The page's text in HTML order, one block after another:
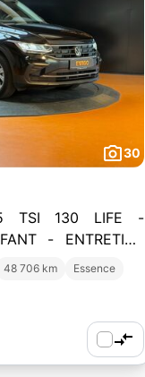
30
TSI 130 LIFE -
- ENTRETIEN
48 706 km
Essence